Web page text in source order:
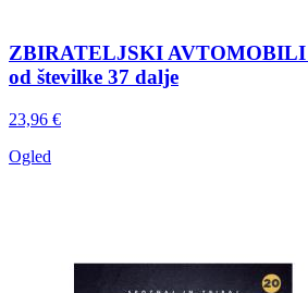
ZBIRATELJSKI
od številke 37 dalje
23,96 €
Ogled